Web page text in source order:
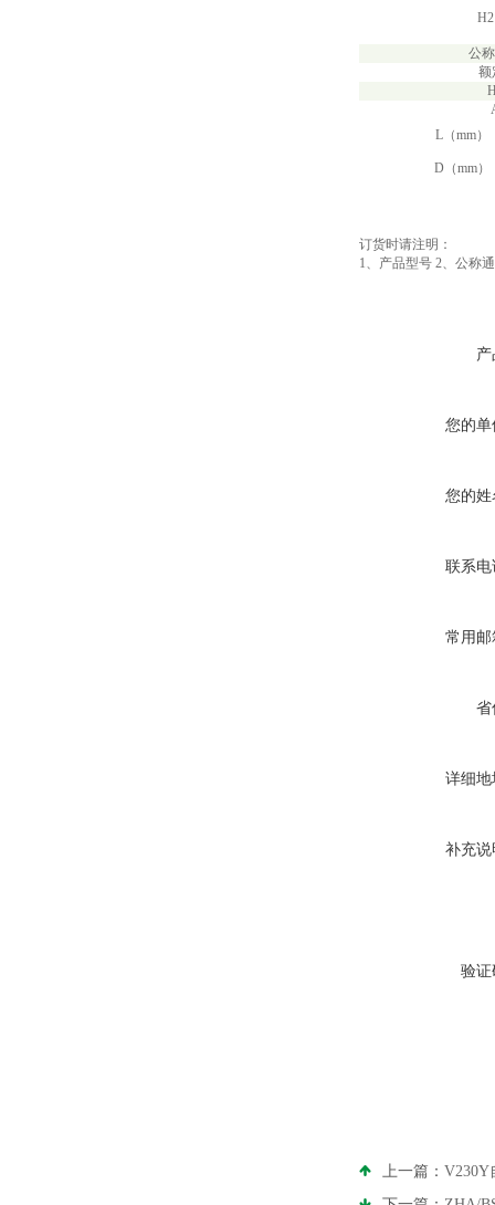
公
额
L（mm）
D（mm）
订货时请注明：
1、产品型号 2、公
您的单
您的姓
联系电
常用邮
省
详细地
补充说
验证
上一篇： V230Y